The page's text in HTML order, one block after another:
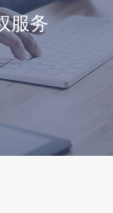
服务